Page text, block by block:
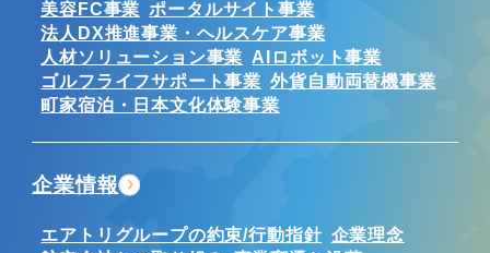
美容FC事業 ポータルサイト事業
法人DX推進事業・ヘルスケア事業
人材ソリューション事業 AIロボット事業
ゴルフライフサポート事業 外貨自動両替機事業
町家宿泊・日本文化体験事業
企業情報
エアトリグループの約束/行動指針 企業理念